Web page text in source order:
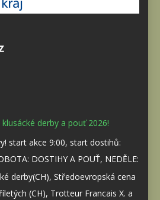
klusácké derby a pouť 2026!
start akce 9:00, start dostihů:
DOSTIHY A POUŤ, NEDĚLE:
derby(CH), Středoevropská cena
(CH), Trotteur Francais X. a